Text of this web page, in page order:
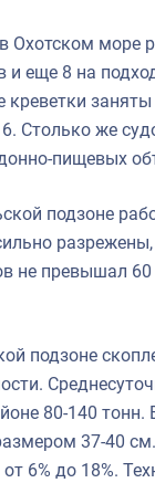
Охотском море
и еще 8 на
заняты
Столько же
пищевых
подзоне
разрежены,
не превышал 60
подзоне
80-140 тонн.
37-40
6% до 18%.